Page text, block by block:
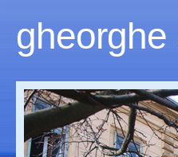
gheorghe